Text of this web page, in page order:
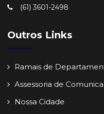
(61) 3601-2498
Outros Links
Ramais de
Assessoria de
Nossa Cidade